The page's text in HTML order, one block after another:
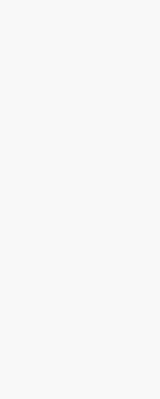
theo từng
theo tiêu chí phù
nên tránh cho từng
hỏi. Tốt nhất: 9/10, 15/10,